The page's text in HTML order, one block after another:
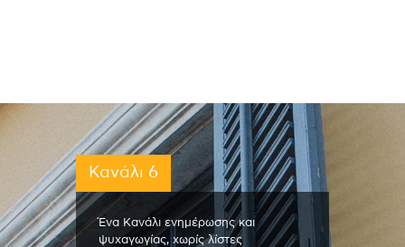
Κανάλι 6
Ένα Κανάλι ενημέρωσης και
ψυχαγωγίας, χωρίς λίστες